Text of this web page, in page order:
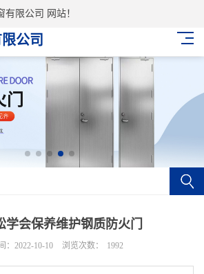
限公司 网站！
公司
学会保养维护钢质防火门
：2022-10-10 浏览次数： 1992